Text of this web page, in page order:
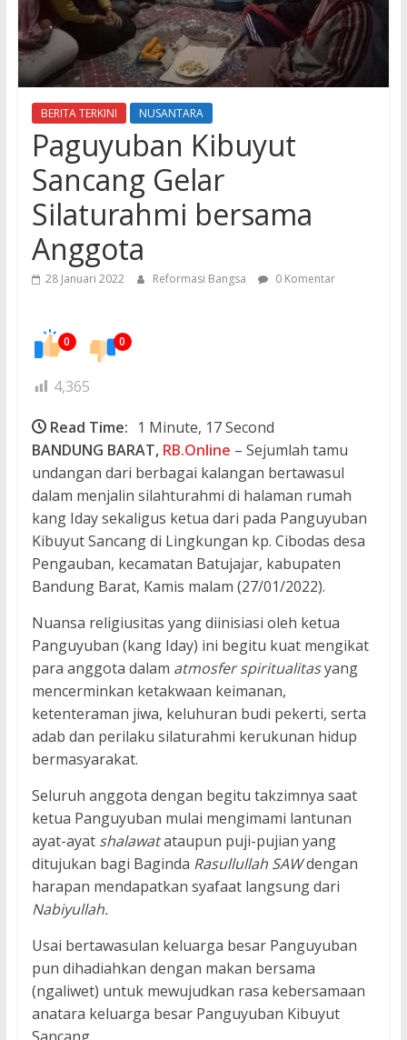
BERITA TERKINI NUSANTARA
Paguyuban Kibuyut
Sancang Gelar
Silaturahmi bersama
Anggota
28 Januari 2022 Reformasi Bangsa 0 Komentar
0 0
4,365
Read Time: 1 Minute, 17 Second
BANDUNG BARAT, RB.Online – Sejumlah tamu
undangan dari berbagai kalangan bertawasul
dalam menjalin silahturahmi di halaman rumah
kang Iday sekaligus ketua dari pada Panguyuban
Kibuyut Sancang di Lingkungan kp. Cibodas desa
Pengauban, kecamatan Batujajar, kabupaten
Bandung Barat, Kamis malam (27/01/2022).
Nuansa religiusitas yang diinisiasi oleh ketua
Panguyuban (kang Iday) ini begitu kuat mengikat
para anggota dalam atmosfer spiritualitasyang
mencerminkan ketakwaan keimanan,
ketenteraman jiwa, keluhuran budi pekerti, serta
adab dan perilaku silaturahmi kerukunan hidup
bermasyarakat.
Seluruh anggota dengan begitu takzimnya saat
ketua Panguyuban mulai mengimami lantunan
ayat-ayat shalawatataupun puji-pujian yang
ditujukan bagi Baginda Rasullullah SAWdengan
harapan mendapatkan syafaat langsung dari
Nabiyullah.
Usai bertawasulan keluarga besar Panguyuban
pun dihadiahkan dengan makan bersama
(ngaliwet) untuk mewujudkan rasa kebersamaan
anatara keluarga besar Panguyuban Kibuyut